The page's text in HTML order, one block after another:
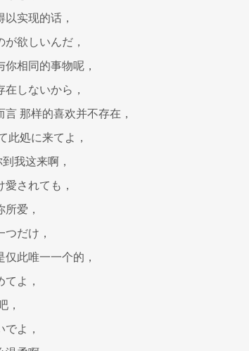
实现的话，
が欲しいんだ，
你相同的事物呢，
在しないから，
言 那样的喜欢并不存在，
此処に来てよ，
我这来啊，
愛されても，
所爱，
だけ，
仅此唯一一个的，
よ，
，
よ，